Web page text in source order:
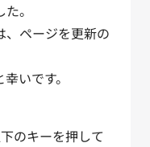
。
、ページを更新の
いです。
のキーを押して